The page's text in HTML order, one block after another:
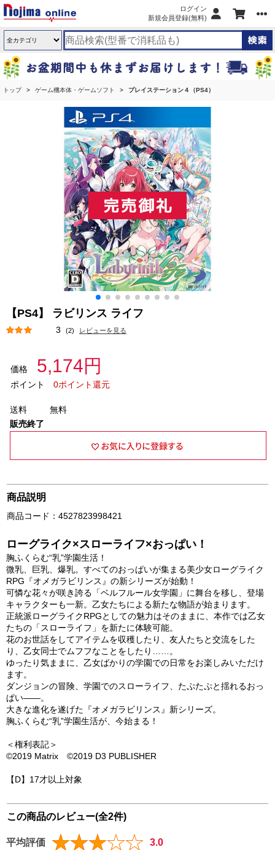
ログイン
新規会員登録(無料)
トップ ゲーム機本体・ゲームソフト プレイステーション４（PS4）
【PS4】 ラビリンス ライフ
3 (2) レビューを見る
価格 5,174円
ポイント 0ポイント還元
送料
無料
販売終了
商品説明
商品コード：4527823998421
ローグライク×スローライフ×おっぱい！
胸ふくらむ“乳”学園生活！
微乳、巨乳、爆乳。すべてのおっぱいが集まる美少女ローグライク
RPG『オメガラビリンス』の新シリーズが始動！
可憐な花々が咲き誇る「ベルフルール女学園」に舞台を移し、登場
キャラクターも一新。乙女たちによる新たな物語が始まります。
正統派ローグライクRPGとしての魅力はそのままに、本作では乙女
たちの「スローライフ」を新たに体験可能。
花のお世話をしてアイテムを収穫したり、友人たちと交流をした
り、乙女同士でムフフなことをしたり……。
ゆったり気ままに、乙女ばかりの学園での日常をお楽しみいただけ
ます。
ダンジョンの冒険、学園でのスローライフ、たぷたぷと揺れるおっ
ぱい――。
大きな進化を遂げた『オメガラビリンス』新シリーズ。
胸ふくらむ“乳”学園生活が、今始まる！
＜権利表記＞
©2019 Matrix ©2019 D3 PUBLISHER
【D】17才以上対象
この商品のレビュー(全2件)
平均評価 3.0